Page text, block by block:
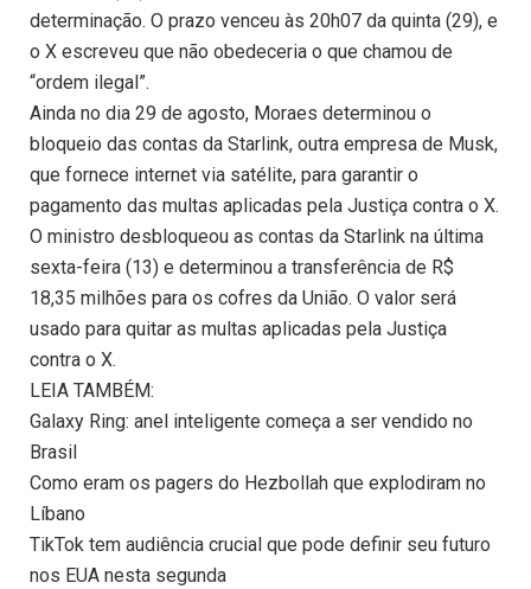
determinação. O prazo venceu às 20h07 da quinta (29), e
o X escreveu que não obedeceria o que chamou de
“ordem ilegal”.
Ainda no dia 29 de agosto, Moraes determinou o
bloqueio das contas da Starlink, outra empresa de Musk,
que fornece internet via satélite, para garantir o
pagamento das multas aplicadas pela Justiça contra o X.
O ministro desbloqueou as contas da Starlink na última
sexta-feira (13) e determinou a transferência de R$
18,35 milhões para os cofres da União. O valor será
usado para quitar as multas aplicadas pela Justiça
contra o X.
LEIA TAMBÉM:
Galaxy Ring: anel inteligente começa a ser vendido no
Brasil
Como eram os pagers do Hezbollah que explodiram no
Líbano
TikTok tem audiência crucial que pode definir seu futuro
nos EUA nesta segunda